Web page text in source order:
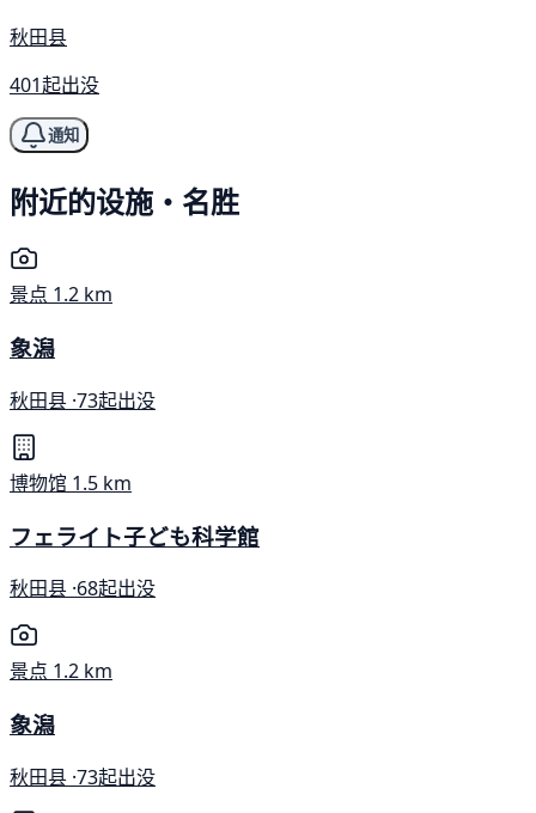
秋田县
401起出没
通知
附近的设施・名胜
景点 1.2 km
象潟
秋田县 ·73起出没
博物馆 1.5 km
フェライト子ども科学館
秋田县 ·68起出没
景点 1.2 km
象潟
秋田县 ·73起出没